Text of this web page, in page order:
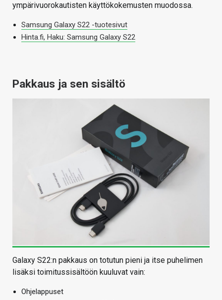
ympärivuorokautisten käyttökokemusten muodossa.
Samsung Galaxy S22 -tuotesivut
Hinta.fi, Haku: Samsung Galaxy S22
Pakkaus ja sen sisältö
Galaxy S22:n pakkaus on totutun pieni ja itse puhelimen
lisäksi toimitussisältöön kuuluvat vain:
Ohjelappuset